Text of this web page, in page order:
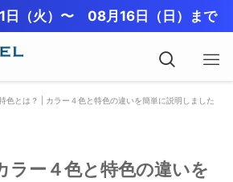
（火）〜 08月16日（日）まで
色とは？ | カラー４色と特色の違いを簡単に説明しました
ラー４色と特色の違いを